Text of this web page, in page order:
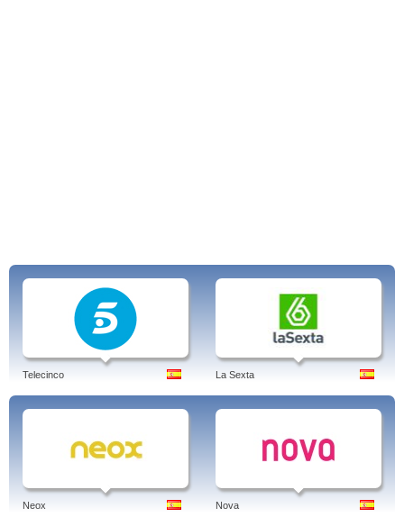
Telecinco La Sexta
Neox Nova